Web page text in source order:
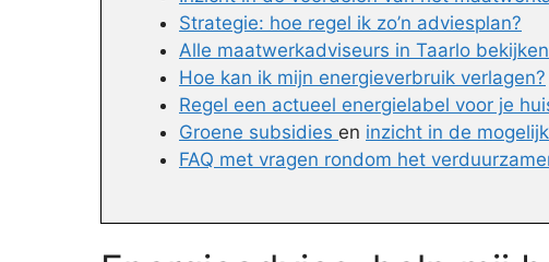
Strategie: hoe regel ik zo’n adviesplan?
Alle maatwerkadviseurs in Taarlo bekijken
Hoe kan ik mijn energieverbruik verlagen?
Regel een actueel energielabel voor je
Groene subsidies en inzicht in de
FAQ met vragen rondom het